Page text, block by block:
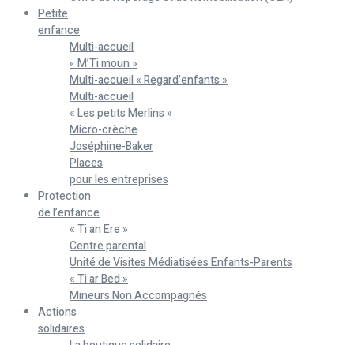
Petite
enfance
Multi-accueil
« M’Ti moun »
Multi-accueil « Regard’enfants »
Multi-accueil
« Les petits Merlins »
Micro-crèche
Joséphine-Baker
Places
pour les entreprises
Protection
de l’enfance
« Ti an Ere »
Centre parental
Unité de Visites Médiatisées Enfants-Parents
« Ti ar Bed »
Mineurs Non Accompagnés
Actions
solidaires